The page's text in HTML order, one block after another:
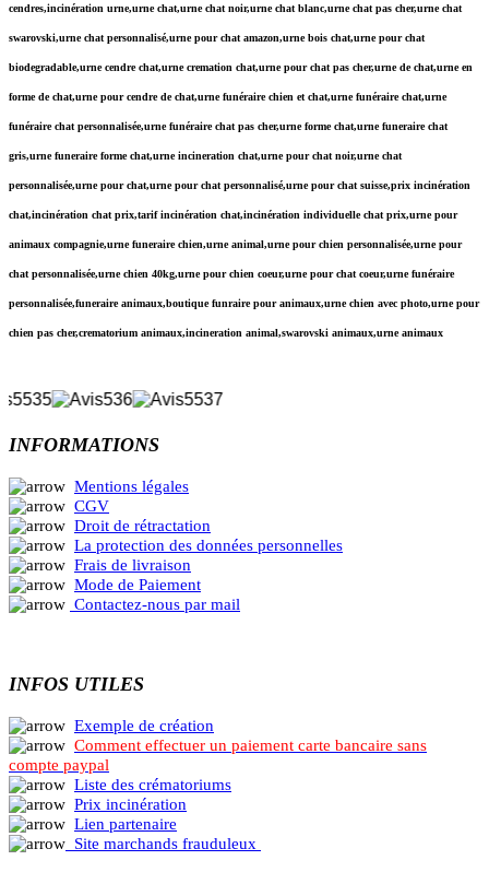
cendres,incinération urne,urne chat,urne chat noir,urne chat blanc,urne chat pas cher,urne chat
swarovski,urne chat personnalisé,urne pour chat amazon,urne bois chat,urne pour chat
biodegradable,urne cendre chat,urne cremation chat,urne pour chat pas cher,urne de chat,urne en
forme de chat,urne pour cendre de chat,urne funéraire chien et chat,urne funéraire chat,urne
funéraire chat personnalisée,urne funéraire chat pas cher,urne forme chat,urne funeraire chat
gris,urne funeraire forme chat,urne incineration chat,urne pour chat noir,urne chat
personnalisée,urne pour chat,urne pour chat personnalisé,urne pour chat suisse,prix incinération
chat,incinération chat prix,tarif incinération chat,incinération individuelle chat prix,urne pour
animaux compagnie,urne funeraire chien,urne animal,urne pour chien personnalisée,urne pour
chat personnalisée,urne chien 40kg,urne pour chien coeur,urne pour chat coeur,urne funéraire
personnalisée,funeraire animaux,boutique funraire pour animaux,urne chien avec photo,urne pour
chien pas cher,crematorium animaux,incineration animal,swarovski animaux,urne animaux
INFORMATIONS
Mentions légales
CGV
Droit de rétractation
La protection des données personnelles
Frais de livraison
Mode de Paiement
Contactez-nous par mail
INFOS UTILES
Exemple de création
Comment effectuer un paiement carte bancaire sans
compte paypal
Liste des crématoriums
Prix incinération
Lien partenaire
Site marchands frauduleux